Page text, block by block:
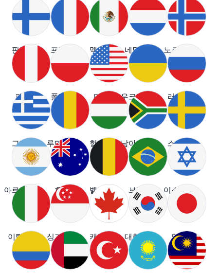
핀란드 프랑스 멕시코 네덜란드 노르웨이
페루 폴란드 미국 우크라이나 러시아
그리스 루마니아 헝가리 남아프리카 스웨덴
아르헨티나 호주 벨기에 브라질 이스라엘
이탈리아 싱가포르 캐나다 대한민국 일본